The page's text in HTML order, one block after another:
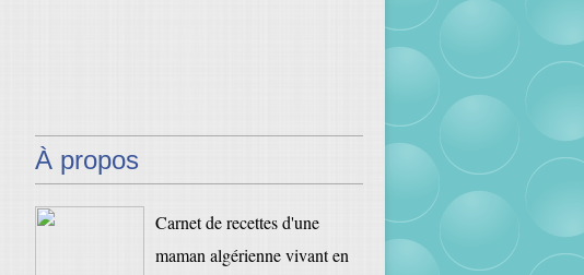
À propos
Carnet de recettes d'une
maman algérienne vivant en